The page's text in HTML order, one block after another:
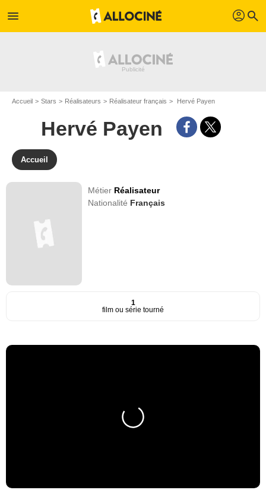
menu profil search
Accueil Stars Réalisateurs Réalisateur français Hervé Payen
Hervé Payen
Accueil
Métier Réalisateur
Nationalité Français
1
film ou série tourné